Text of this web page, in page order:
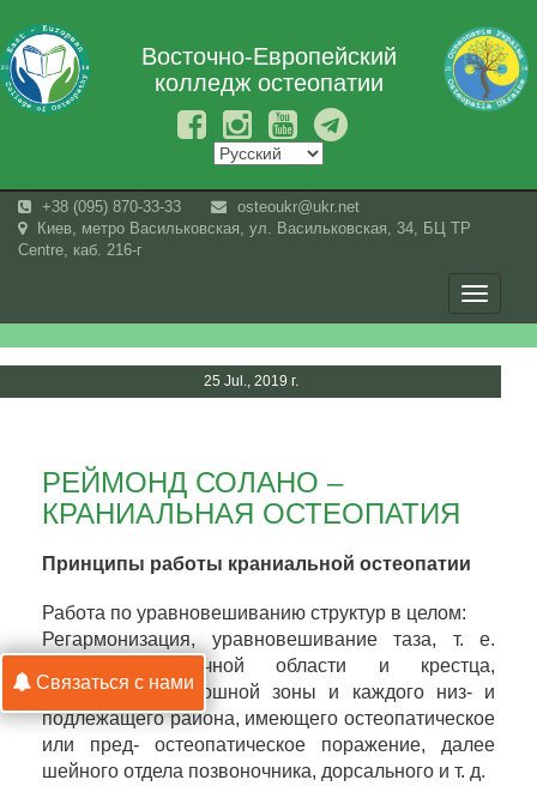
Восточно-Европейский
колледж остеопатии
+38 (095) 870-33-33
osteoukr@ukr.net
Киев, метро Васильковская, ул. Васильковская, 34, БЦ TP
Centre, каб. 216-г
Toggle
25 Jul., 2019 г.
РЕЙМОНД СОЛАНО –
КРАНИАЛЬНАЯ ОСТЕОПАТИЯ
Принципы работы краниальной остеопатии
Работа по уравновешиванию структур в целом:
Регармонизация, уравновешивание таза, т. е.
крестцово-поясничной области и крестца,
крестцово-подвздошной зоны и каждого низ- и
подлежащего района, имеющего остеопатическое
или пред- остеопатическое поражение, далее
шейного отдела позвоночника, дорсального и т. д.
Связаться с нами